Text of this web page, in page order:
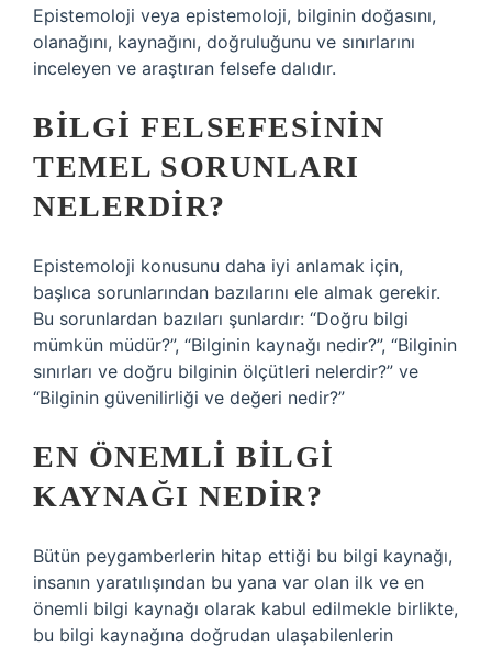
Epistemoloji veya epistemoloji, bilginin doğasını,
olanağını, kaynağını, doğruluğunu ve sınırlarını
inceleyen ve araştıran felsefe dalıdır.
BILGI FELSEFESININ
TEMEL SORUNLARI
NELERDIR?
Epistemoloji konusunu daha iyi anlamak için,
başlıca sorunlarından bazılarını ele almak gerekir.
Bu sorunlardan bazıları şunlardır: “Doğru bilgi
mümkün müdür?”, “Bilginin kaynağı nedir?”, “Bilginin
sınırları ve doğru bilginin ölçütleri nelerdir?” ve
“Bilginin güvenilirliği ve değeri nedir?”
EN ÖNEMLI BILGI
KAYNAĞI NEDIR?
Bütün peygamberlerin hitap ettiği bu bilgi kaynağı,
insanın yaratılışından bu yana var olan ilk ve en
önemli bilgi kaynağı olarak kabul edilmekle birlikte,
bu bilgi kaynağına doğrudan ulaşabilenlerin